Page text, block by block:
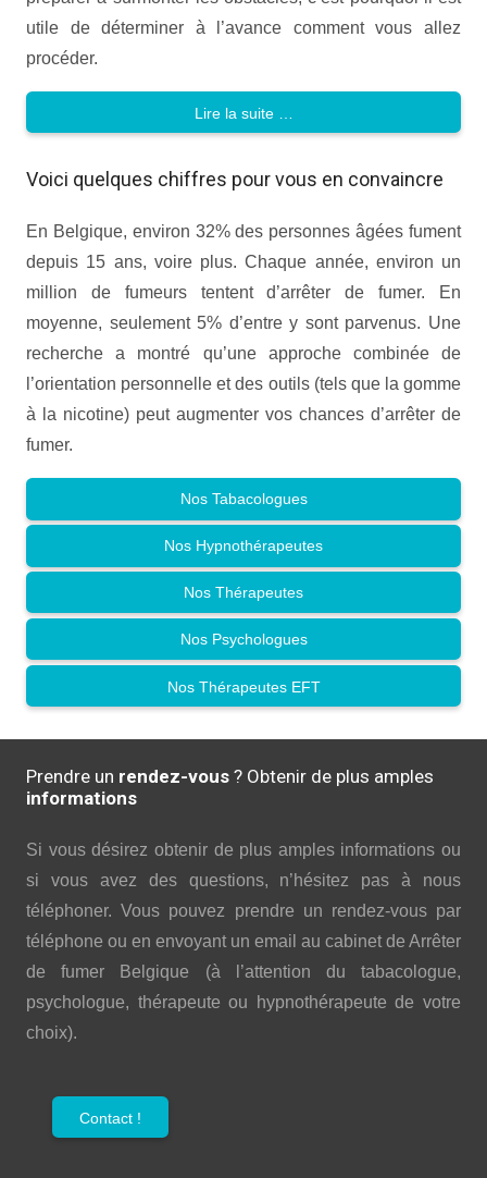
utile de déterminer à l’avance comment vous allez
procéder.
Lire la suite …
Voici quelques chiffres pour vous en convaincre
En Belgique, environ 32% des personnes âgées fument
depuis 15 ans, voire plus. Chaque année, environ un
million de fumeurs tentent d’arrêter de fumer. En
moyenne, seulement 5% d’entre y sont parvenus. Une
recherche a montré qu’une approche combinée de
l’orientation personnelle et des outils (tels que la gomme
à la nicotine) peut augmenter vos chances d’arrêter de
fumer.
Nos Tabacologues
Nos Hypnothérapeutes
Nos Thérapeutes
Nos Psychologues
Nos Thérapeutes EFT
Prendre un rendez-vous ? Obtenir de plus amples
informations
Si vous désirez obtenir de plus amples informations ou
si vous avez des questions, n’hésitez pas à nous
téléphoner. Vous pouvez prendre un rendez-vous par
téléphone ou en envoyant un email au cabinet de Arrêter
de fumer Belgique (à l’attention du tabacologue,
psychologue, thérapeute ou hypnothérapeute de votre
choix).
Contact !